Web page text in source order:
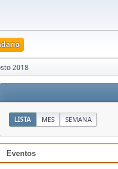
2018
LISTA MES SEMANA
Eventos